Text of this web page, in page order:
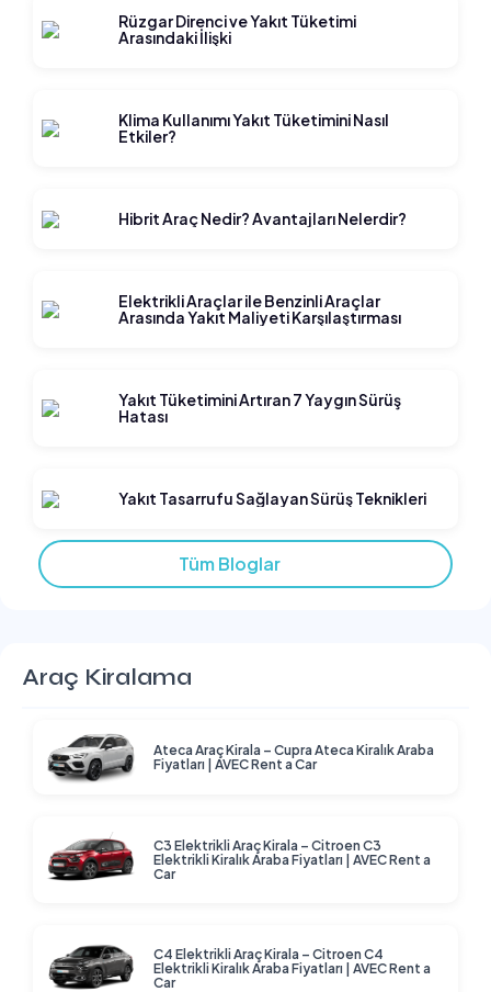
Rüzgar Direnci ve Yakıt Tüketimi
Arasındaki İlişki
Klima Kullanımı Yakıt Tüketimini Nasıl
Etkiler?
Hibrit Araç Nedir? Avantajları Nelerdir?
Elektrikli Araçlar ile Benzinli Araçlar
Arasında Yakıt Maliyeti Karşılaştırması
Yakıt Tüketimini Artıran 7 Yaygın Sürüş
Hatası
Yakıt Tasarrufu Sağlayan Sürüş Teknikleri
Tüm Bloglar
Araç Kiralama
Ateca Araç Kirala – Cupra Ateca Kiralık Araba
Fiyatları | AVEC Rent a Car
C3 Elektrikli Araç Kirala – Citroen C3
Elektrikli Kiralık Araba Fiyatları | AVEC Rent a
Car
C4 Elektrikli Araç Kirala – Citroen C4
Elektrikli Kiralık Araba Fiyatları | AVEC Rent a
Car